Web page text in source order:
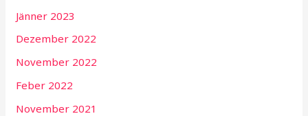
Jänner 2023
Dezember 2022
November 2022
Feber 2022
November 2021